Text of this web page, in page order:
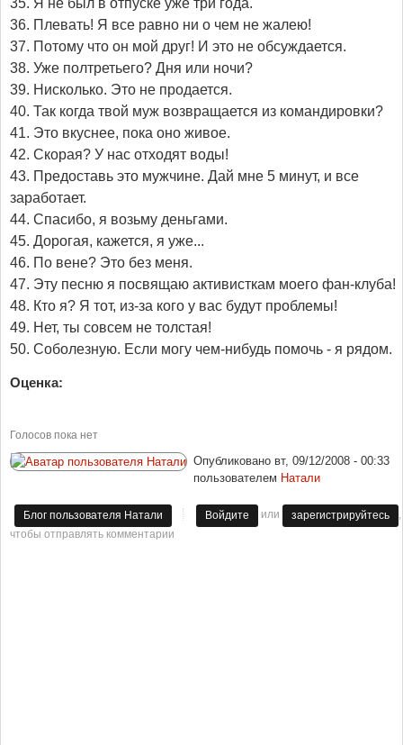
35. Я не был в отпуске уже три года.
36. Плевать! Я все равно ни о чем не жалею!
37. Потому что он мой друг! И это не обсуждается.
38. Уже полтретьего? Дня или ночи?
39. Нисколько. Это не продается.
40. Так когда твой муж возвращается из командировки?
41. Это вкуснее, пока оно живое.
42. Скорая? У нас отходят воды!
43. Предоставь это мужчине. Дай мне 5 минут, и все
заработает.
44. Спасибо, я возьму деньгами.
45. Дорогая, кажется, я уже...
46. По вене? Это без меня.
47. Эту песню я посвящаю активисткам моего фан-клуба!
48. Кто я? Я тот, из-за кого у вас будут проблемы!
49. Нет, ты совсем не толстая!
50. Соболезную. Если могу чем-нибудь помочь - я рядом.
Оценка:
Голосов пока нет
Опубликовано вт, 09/12/2008 - 00:33
пользователем Натали
Блог пользователя Натали Войдите или зарегистрируйтесь
,
чтобы отправлять комментарии